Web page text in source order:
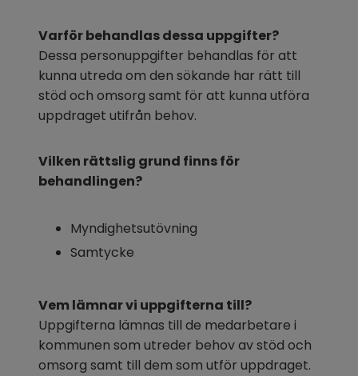
Varför behandlas dessa uppgifter?
Dessa personuppgifter behandlas för att
kunna utreda om den sökande har rätt till
stöd och omsorg samt för att kunna utföra
uppdraget utifrån behov.
Vilken rättslig grund finns för
behandlingen?
Myndighetsutövning
Samtycke
Vem lämnar vi uppgifterna till?
Uppgifterna lämnas till de medarbetare i
kommunen som utreder behov av stöd och
omsorg samt till dem som utför uppdraget.